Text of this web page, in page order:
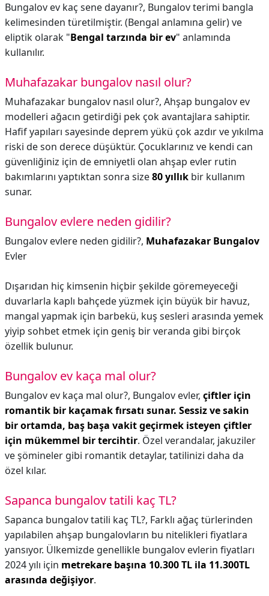
Bungalov ev kaç sene dayanır?, Bungalov terimi bangla
kelimesinden türetilmiştir. (Bengal anlamına gelir) ve
eliptik olarak "Bengal tarzında bir ev" anlamında
kullanılır.
Muhafazakar bungalov nasıl olur?
Muhafazakar bungalov nasıl olur?, Ahşap bungalov ev
modelleri ağacın getirdiği pek çok avantajlara sahiptir.
Hafif yapıları sayesinde deprem yükü çok azdır ve yıkılma
riski de son derece düşüktür. Çocuklarınız ve kendi can
güvenliğiniz için de emniyetli olan ahşap evler rutin
bakımlarını yaptıktan sonra size80 yıllık bir kullanım
sunar.
Bungalov evlere neden gidilir?
Bungalov evlere neden gidilir?, Muhafazakar Bungalov
Evler
Dışarıdan hiç kimsenin hiçbir şekilde göremeyeceği
duvarlarla kaplı bahçede yüzmek için büyük bir havuz,
mangal yapmak için barbekü, kuş sesleri arasında yemek
yiyip sohbet etmek için geniş bir veranda gibi birçok
özellik bulunur.
Bungalov ev kaça mal olur?
Bungalov ev kaça mal olur?, Bungalov evler, çiftler için
romantik bir kaçamak fırsatı sunar. Sessiz ve sakin
bir ortamda, baş başa vakit geçirmek isteyen çiftler
için mükemmel bir tercihtir. Özel verandalar, jakuziler
ve şömineler gibi romantik detaylar, tatilinizi daha da
özel kılar.
Sapanca bungalov tatili kaç TL?
Sapanca bungalov tatili kaç TL?, Farklı ağaç türlerinden
yapılabilen ahşap bungalovların bu nitelikleri fiyatlara
yansıyor. Ülkemizde genellikle bungalov evlerin fiyatları
2024 yılı için metrekare başına 10.300 TL ila 11.300TL
arasında değişiyor.